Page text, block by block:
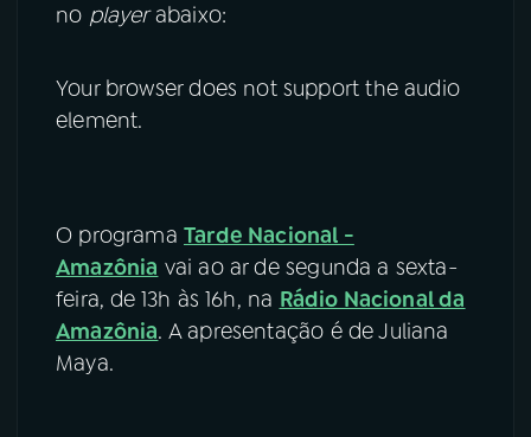
no playerabaixo:
Your browser does not support the audio
element.
O programa Tarde Nacional -
Amazônia vai ao ar de segunda a sexta-
feira, de 13h às 16h, na Rádio Nacional da
Amazônia. A apresentação é de Juliana
Maya.